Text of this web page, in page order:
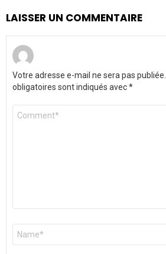
LAISSER UN COMMENTAIRE
Votre adresse e-mail ne sera pas publiée.
obligatoires sont indiqués avec*
Commentaire
Nom